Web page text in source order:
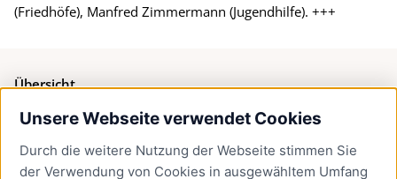
Unsere Webseite verwendet Cookies
Durch die weitere Nutzung der Webseite stimmen Sie
der Verwendung von Cookies in ausgewähltem Umfang
(Friedhöfe), Manfred Zimmermann (Jugendhilfe). +++
Übersicht
Bürgerservice
Presse